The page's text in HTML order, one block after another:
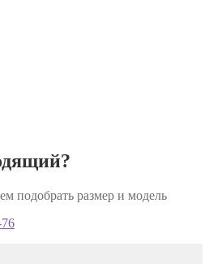
размер и модель